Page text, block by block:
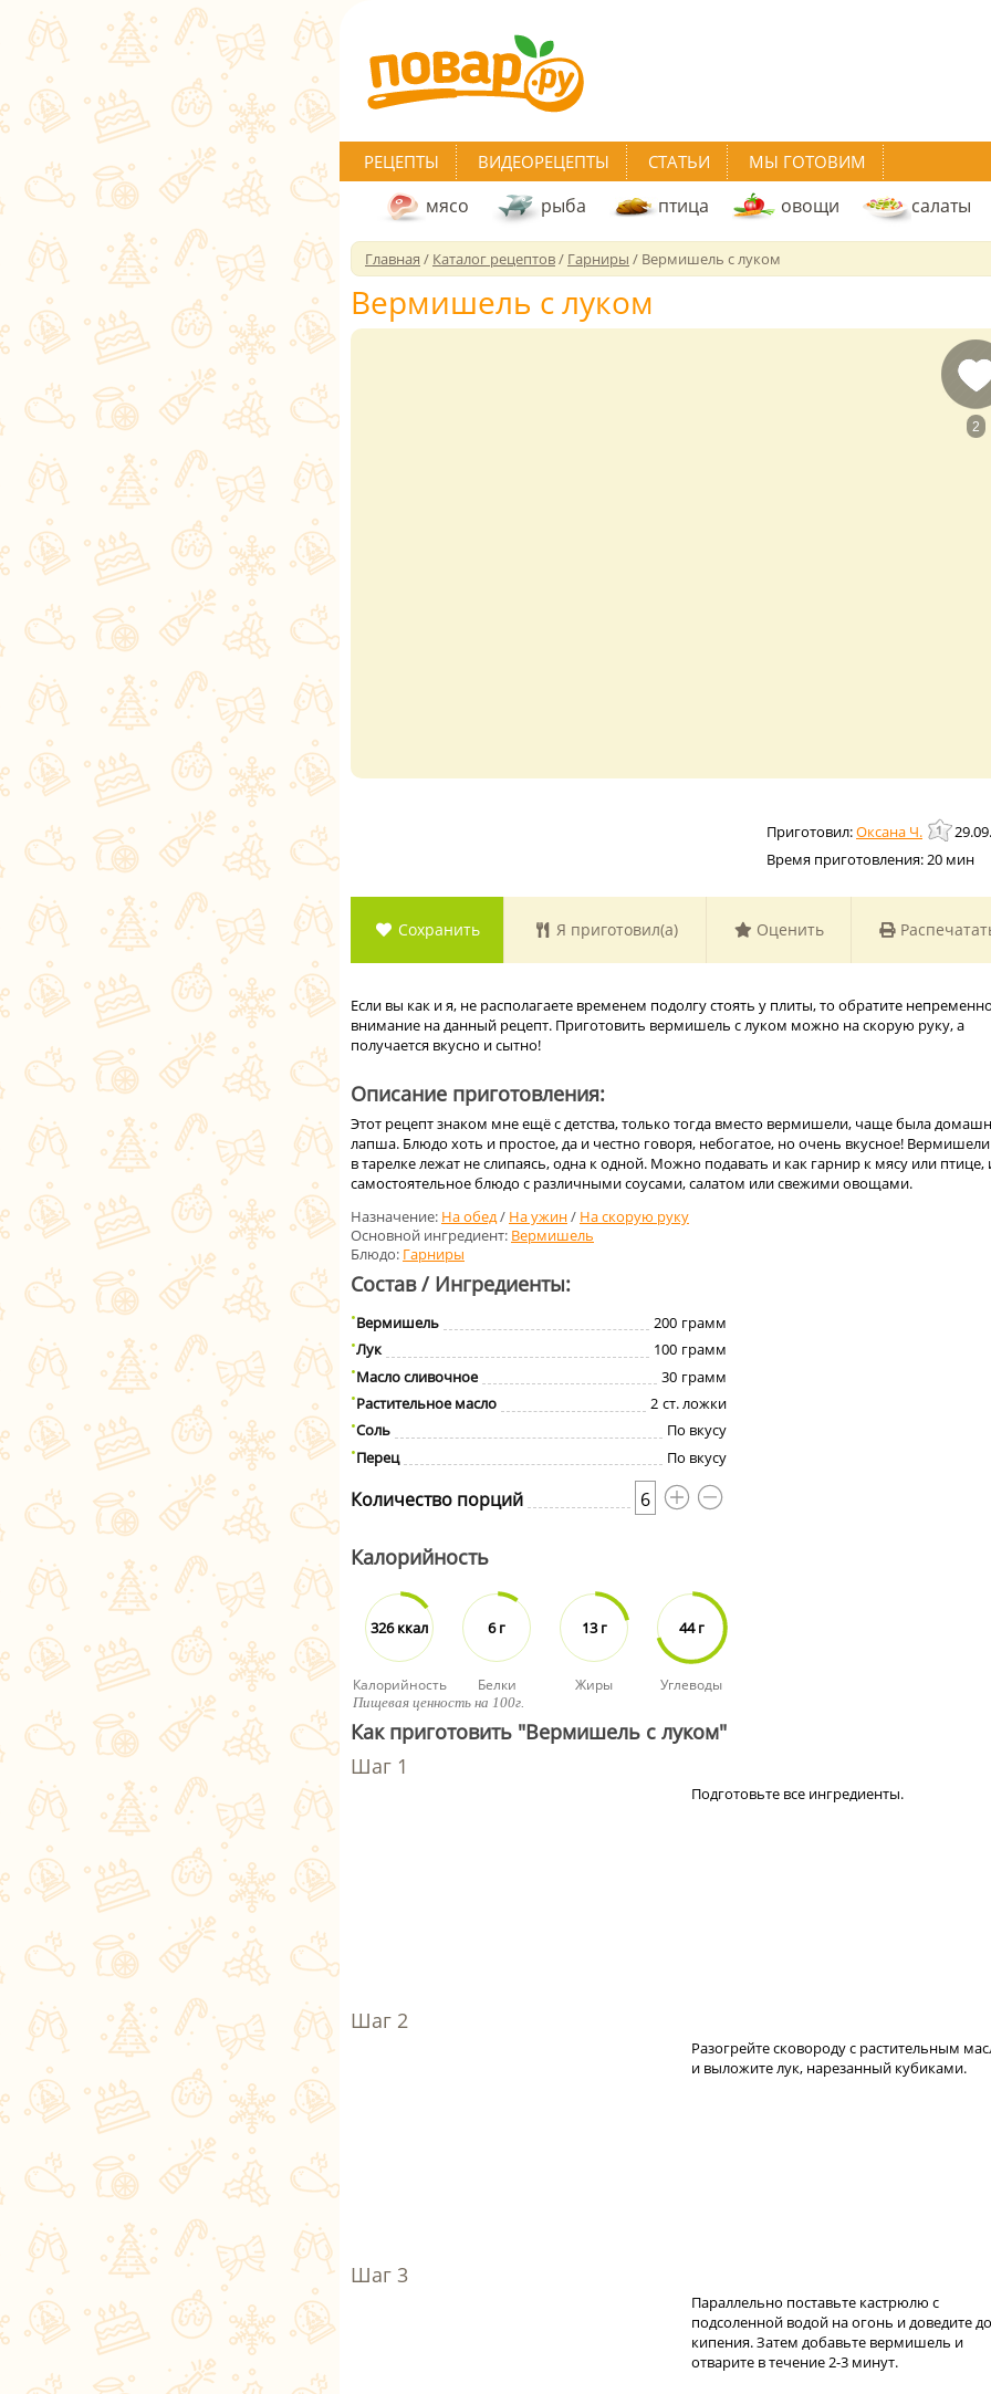
РЕЦЕПТЫ ВИДЕОРЕЦЕПТЫ СТАТЬИ МЫ ГОТОВИМ
мясо рыба птица овощи салаты
Главная / Каталог рецептов/ Гарниры / Вермишель с луком
Вермишель с луком
2
Оксана Ч.
Время приготовления:20 мин
Сохранить Я приготовил(а) Оценить
Если вы как и я, не располагаете временем подолгу стоять у плиты, то обратите
внимание на данный рецепт. Приготовить вермишель с луком можно на скорую руку, а
получается вкусно и сытно!
Описание приготовления:
Этот рецепт знаком мне ещё с детства, только тогда вместо вермишели, чаще была
лапша. Блюдо хоть и простое, да и честно говоря, небогатое, но очень вкусное!
в тарелке лежат не слипаясь, одна к одной. Можно подавать и как гарнир к мясу или птице,
самостоятельное блюдо с различными соусами, салатом или свежими овощами.
Назначение: На обед/ На ужин/ На скорую руку
Основной ингредиент: Вермишель
Блюдо: Гарниры
Состав / Ингредиенты:
Вермишель 200 грамм
Лук
100 грамм
Масло сливочнoe
30 грамм
Растительное масло
2 ст. ложки
Соль
По вкусу
Перец
По вкусу
Количество порций 6
Калорийность
326 ккал
Калорийность
6 г
Белки
13 г
Жиры
44 г
Углеводы
Пищевая ценность на 100г.
Как приготовить "Вермишель с луком"
Подготовьте все ингредиенты.
Разогрейте сковороду с растительным
и выложите лук, нарезанный кубиками.
Параллельно поставьте кастрюлю с
подсоленной водой на огонь и доведите до
кипения. Затем добавьте вермишель и
отварите в течение 2-3 минут.